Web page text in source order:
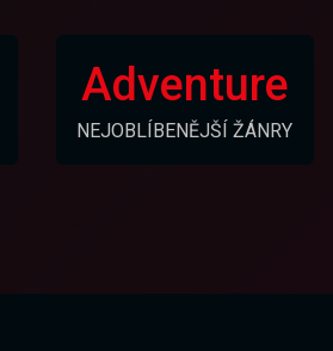
Adventure
NEJOBLÍBENĚJŠÍ ŽÁNRY